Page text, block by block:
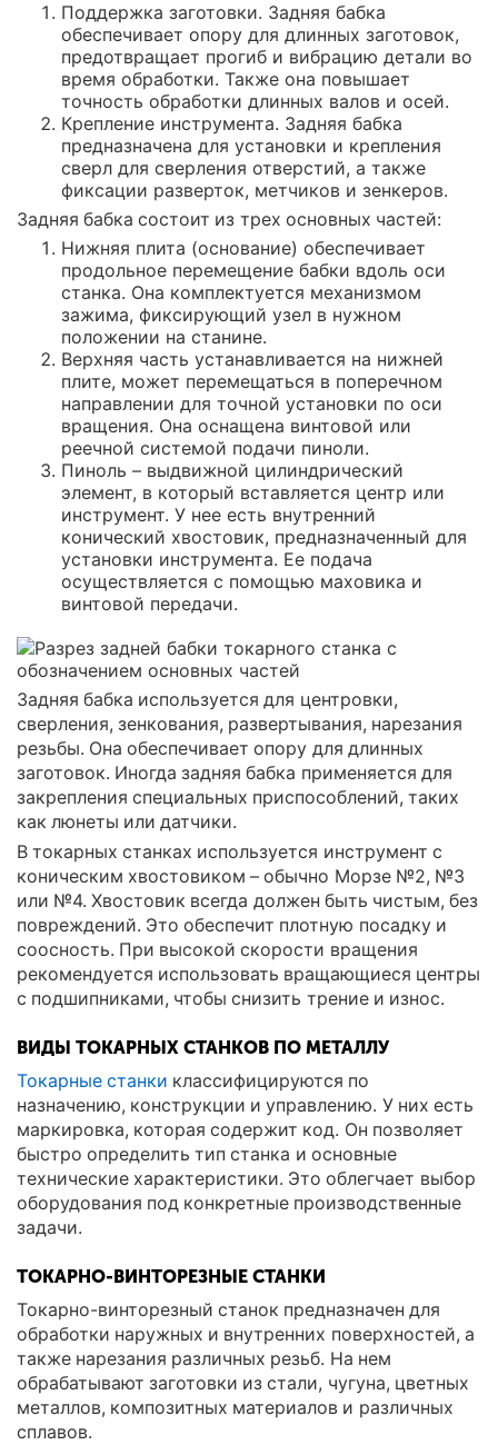
Поддержка заготовки. Задняя бабка
обеспечивает опору для длинных заготовок,
предотвращает прогиб и вибрацию детали во
время обработки. Также она повышает
точность обработки длинных валов и осей.
Крепление инструмента. Задняя бабка
предназначена для установки и крепления
сверл для сверления отверстий, а также
фиксации разверток, метчиков и зенкеров.
Задняя бабка состоит из трех основных частей:
Нижняя плита (основание) обеспечивает
продольное перемещение бабки вдоль оси
станка. Она комплектуется механизмом
зажима, фиксирующий узел в нужном
положении на станине.
Верхняя часть устанавливается на нижней
плите, может перемещаться в поперечном
направлении для точной установки по оси
вращения. Она оснащена винтовой или
реечной системой подачи пиноли.
Пиноль – выдвижной цилиндрический
элемент, в который вставляется центр или
инструмент. У нее есть внутренний
конический хвостовик, предназначенный для
установки инструмента. Ее подача
осуществляется с помощью маховика и
винтовой передачи.
Задняя бабка используется для центровки,
сверления, зенкования, развертывания, нарезания
резьбы. Она обеспечивает опору для длинных
заготовок. Иногда задняя бабка применяется для
закрепления специальных приспособлений, таких
как люнеты или датчики.
В токарных станках используется инструмент с
коническим хвостовиком – обычно Морзе №2, №3
или №4. Хвостовик всегда должен быть чистым, без
повреждений. Это обеспечит плотную посадку и
соосность. При высокой скорости вращения
рекомендуется использовать вращающиеся центры
с подшипниками, чтобы снизить трение и износ.
ВИДЫ ТОКАРНЫХ СТАНКОВ ПО МЕТАЛЛУ
Токарные станки классифицируются по
назначению, конструкции и управлению. У них есть
маркировка, которая содержит код. Он позволяет
быстро определить тип станка и основные
технические характеристики. Это облегчает выбор
оборудования под конкретные производственные
задачи.
ТОКАРНО-ВИНТОРЕЗНЫЕ СТАНКИ
Токарно-винторезный станок предназначен для
обработки наружных и внутренних поверхностей, а
также нарезания различных резьб. На нем
обрабатывают заготовки из стали, чугуна, цветных
металлов, композитных материалов и различных
сплавов.